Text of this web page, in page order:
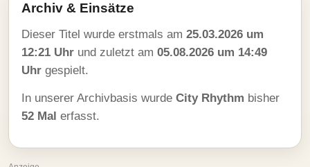
Archiv & Einsätze
Dieser Titel wurde erstmals am 25.03.2026 um
12:21 Uhr und zuletzt am 05.08.2026 um 14:49
Uhr gespielt.
In unserer Archivbasis wurde City Rhythm bisher
52 Mal erfasst.